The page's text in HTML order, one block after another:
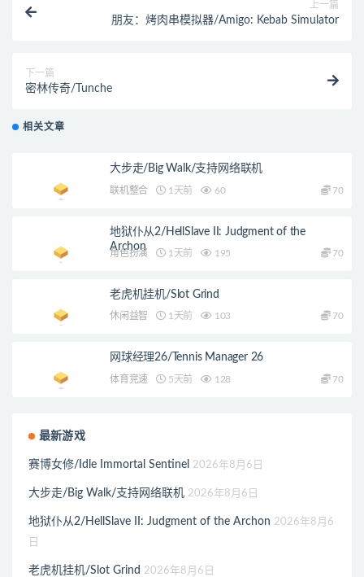
上一篇
朋友：烤肉串模拟器/Amigo: Kebab Simulator
下一篇
密林传奇/Tunche
相关文章
大步走/Big Walk/支持网络联机
联机整合 1天前 60 70
地狱仆从2/HellSlave II: Judgment of the
Archon
角色扮演 1天前 195 70
老虎机挂机/Slot Grind
休闲益智 1天前 103 70
网球经理26/Tennis Manager 26
体育竞速 5天前 128 70
最新游戏
赛博女修/Idle Immortal Sentinel 2026年8月6日
大步走/Big Walk/支持网络联机 2026年8月6日
地狱仆从2/HellSlave II: Judgment of the Archon 2026年8月6
日
老虎机挂机/Slot Grind 2026年8月6日